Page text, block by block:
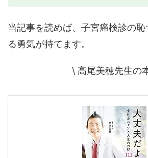
当記事を読めば、子宮癌検診の
る勇気が持てます。
\ 高尾美穂先生の